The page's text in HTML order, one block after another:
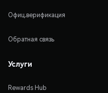
Офиц.верификация
Обратная связь
Услуги
Rewards Hub